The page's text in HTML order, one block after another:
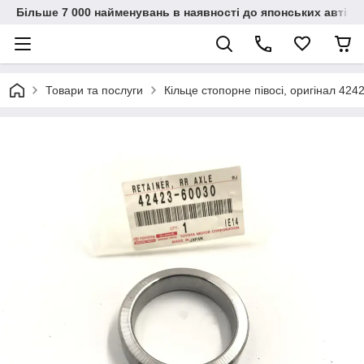
Більше 7 000 найменувань в наявності до японських
Товари та послуги Кільце стопорне півосі, оригінал